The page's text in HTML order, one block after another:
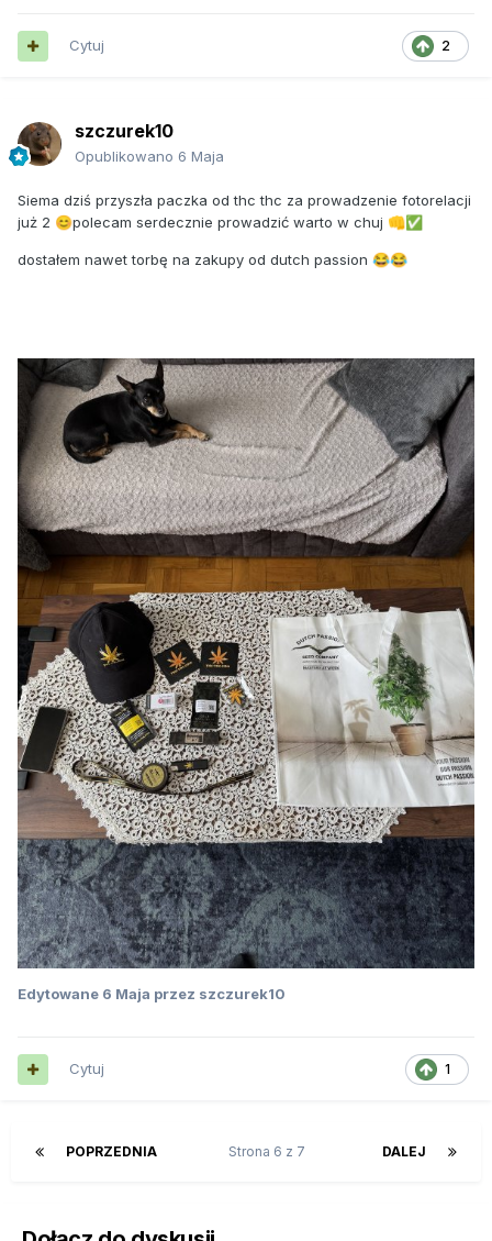
2
Cytuj
szczurek10
Opublikowano 6 Maja
Siema dziś przyszła paczka od thc thc za prowadzenie fotorelacji
już 2 😊polecam serdecznie prowadzić warto w chuj 👊✅
dostałem nawet torbę na zakupy od dutch passion 😂😂
Edytowane 6 Maja przez szczurek10
1
Cytuj
POPRZEDNIA DALEJ
Strona 6 z 7